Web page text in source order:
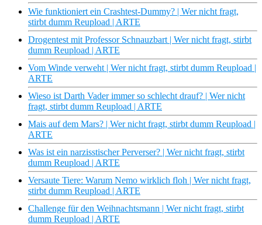
Wie funktioniert ein Crashtest-Dummy? | Wer nicht fragt,
stirbt dumm Reupload | ARTE
Drogentest mit Professor Schnauzbart | Wer nicht fragt, stirbt
dumm Reupload | ARTE
Vom Winde verweht | Wer nicht fragt, stirbt dumm Reupload |
ARTE
Wieso ist Darth Vader immer so schlecht drauf? | Wer nicht
fragt, stirbt dumm Reupload | ARTE
Mais auf dem Mars? | Wer nicht fragt, stirbt dumm Reupload |
ARTE
Was ist ein narzisstischer Perverser? | Wer nicht fragt, stirbt
dumm Reupload | ARTE
Versaute Tiere: Warum Nemo wirklich floh | Wer nicht fragt,
stirbt dumm Reupload | ARTE
Challenge für den Weihnachtsmann | Wer nicht fragt, stirbt
dumm Reupload | ARTE